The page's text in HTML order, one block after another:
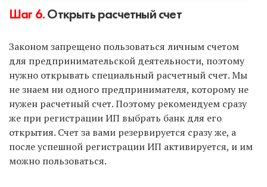
Как только документы поданы, отсчитываем 3
предпринимателем.
Если же рассматривать всю процедуру вместе с
подготовкой и подачей документов, то срок
регистрации такой:
С услугой «Опытный специалист» — всего 7
рабочих дней: 3 на регистрацию в налоговой и 4
Шаг 6. Открыть расчетный счет
Законом запрещено пользоваться личным счетом
для предпринимательской деятельности, поэтому
нужно открывать специальный расчетный счет. Мы
не знаем ни одного предпринимателя, которому не
нужен расчетный счет. Поэтому рекомендуем сразу
же при регистрации ИП выбрать банк для его
открытия. Счет за вами резервируется сразу же, а
после успешной регистрации ИП активируется, и им
можно пользоваться.